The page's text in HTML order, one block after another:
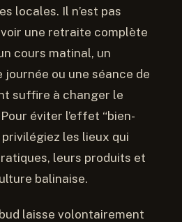
locales. Il n’est pas
une retraite complète
cours matinal, un
journée ou une séance de
suffire à changer le
éviter l’effet “bien-
les lieux qui
leurs produits et
balinaise.
laisse volontairement